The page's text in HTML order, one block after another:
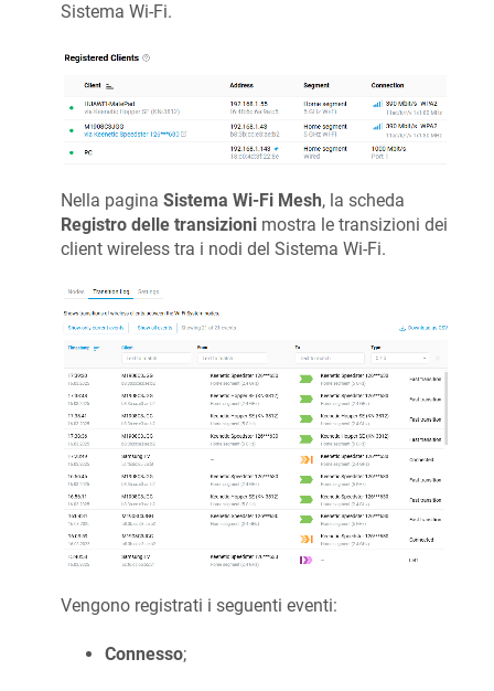
Sistema Wi-Fi.
Nella pagina Sistema Wi-Fi Mesh, la scheda
Registro delle transizioni mostra le transizioni dei
client wireless tra i nodi del Sistema Wi-Fi.
Vengono registrati i seguenti eventi:
Connesso;